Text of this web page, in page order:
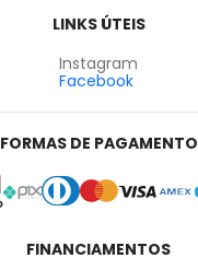
LINKS ÚTEIS
Instagram
Facebook
FORMAS DE PAGAMENTO
FINANCIAMENTOS